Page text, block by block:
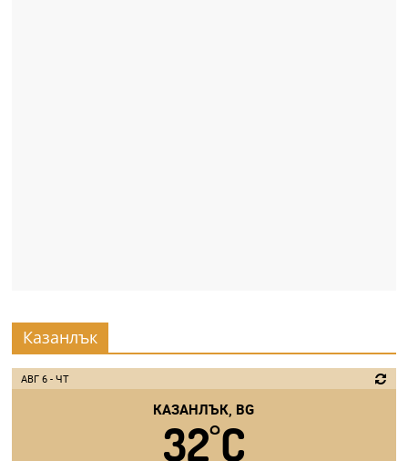
Казанлък
АВГ 6 - ЧТ
КАЗАНЛЪК, BG
32°C